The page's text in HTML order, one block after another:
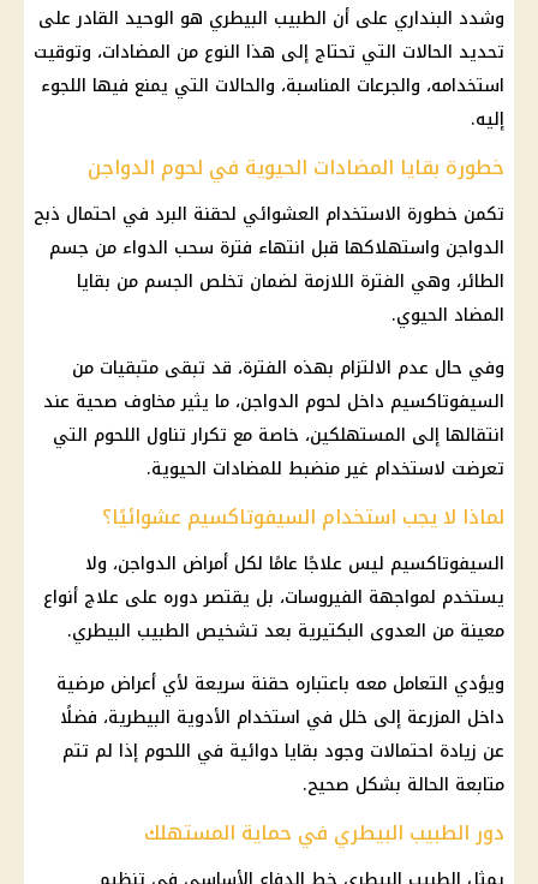
وشدد البنداري على أن الطبيب البيطري هو الوحيد القادر على
تحديد الحالات التي تحتاج إلى هذا النوع من المضادات، وتوقيت
استخدامه، والجرعات المناسبة، والحالات التي يمنع فيها اللجوء
إليه.
خطورة بقايا المضادات الحيوية في لحوم الدواجن
تكمن خطورة الاستخدام العشوائي لحقنة البرد في احتمال ذبح
الدواجن واستهلاكها قبل انتهاء فترة سحب الدواء من جسم
الطائر، وهي الفترة اللازمة لضمان تخلص الجسم من بقايا
المضاد الحيوي.
وفي حال عدم الالتزام بهذه الفترة، قد تبقى متبقيات من
السيفوتاكسيم داخل لحوم الدواجن، ما يثير مخاوف صحية عند
انتقالها إلى المستهلكين، خاصة مع تكرار تناول اللحوم التي
تعرضت لاستخدام غير منضبط للمضادات الحيوية.
لماذا لا يجب استخدام السيفوتاكسيم عشوائيًا؟
السيفوتاكسيم ليس علاجًا عامًا لكل أمراض الدواجن، ولا
يستخدم لمواجهة الفيروسات، بل يقتصر دوره على علاج أنواع
معينة من العدوى البكتيرية بعد تشخيص الطبيب البيطري.
ويؤدي التعامل معه باعتباره حقنة سريعة لأي أعراض مرضية
داخل المزرعة إلى خلل في استخدام الأدوية البيطرية، فضلًا
عن زيادة احتمالات وجود بقايا دوائية في اللحوم إذا لم تتم
متابعة الحالة بشكل صحيح.
دور الطبيب البيطري في حماية المستهلك